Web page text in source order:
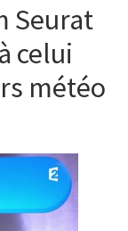
Seurat
celui
météo